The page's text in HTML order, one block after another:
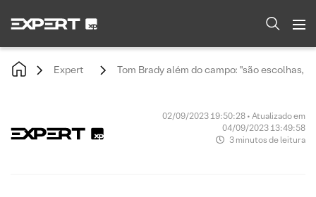
Expert Tom Brady além do campo: "são escolhas,
02/09/2023 19:50:28 • Atualizado em
04/09/2023 13:49:58
3 minutos de leitura